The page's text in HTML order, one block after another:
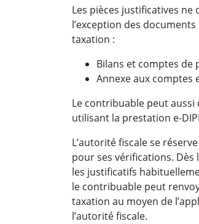
Les pièces justificatives
l’exception des
taxation :
Bilans et comptes de
Annexe aux
Le contribuable peut
utilisant la prestation e-
L’autorité fiscale se
pour ses vérifications.
les justificatifs
le contribuable peut
taxation au moyen de
l’autorité fiscale.